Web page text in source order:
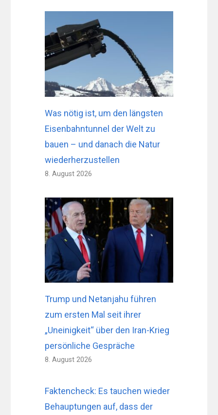
Was nötig ist, um den längsten
Eisenbahntunnel der Welt zu
bauen – und danach die Natur
wiederherzustellen
8. August 2026
Trump und Netanjahu führen
zum ersten Mal seit ihrer
„Uneinigkeit“ über den Iran-Krieg
persönliche Gespräche
8. August 2026
Faktencheck: Es tauchen wieder
Behauptungen auf, dass der